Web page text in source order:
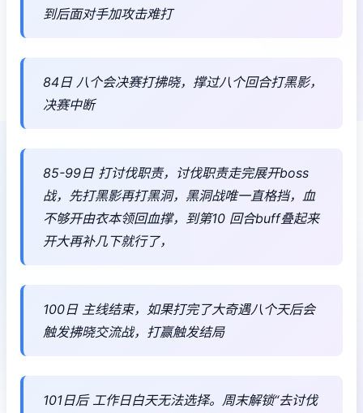
到后面对手加攻击难打
84日 八个会决赛打拂晓，撑过八个回合打黑影，
决赛中断
85-99日 打讨伐职责，讨伐职责走完展开boss
战，先打黑影再打黑洞，黑洞战唯一直格挡，血
不够开由衣本领回血撑，到第10 回合buff叠起来
开大再补几下就行了，
100日 主线结束，如果打完了大奇遇八个天后会
触发拂晓交流战，打赢触发结局
101日后 工作日白天无法选择。周末解锁“去讨伐